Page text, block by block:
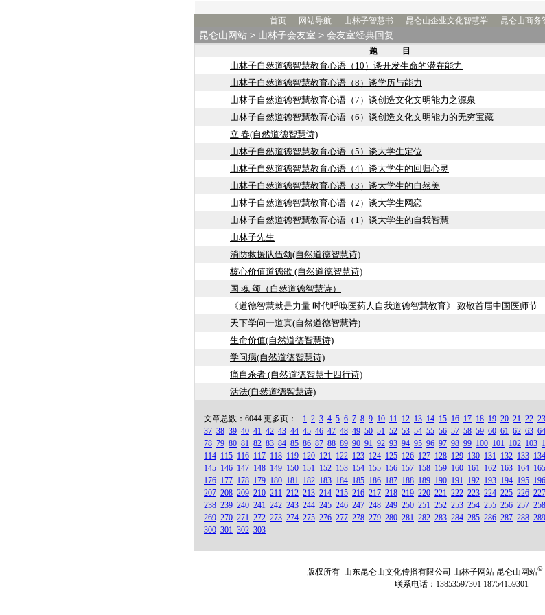
首页
网站导航 山林子智慧书 昆仑山企业文化智慧学 昆仑山商务
昆仑山网站 > 山林子会友室 > 会友室经典回复
题 目
山林子自然道德智慧教育心语（10）谈开发生命的潜在能力
山林子自然道德智慧教育心语（8）谈学历与能力
山林子自然道德智慧教育心语（7）谈创造文化文明能力之源泉
山林子自然道德智慧教育心语（6）谈创造文化文明能力的无穷宝藏
立 春(自然道德智慧诗)
山林子自然道德智慧教育心语（5）谈大学生定位
山林子自然道德智慧教育心语（4）谈大学生的回归心灵
山林子自然道德智慧教育心语（3）谈大学生的自然美
山林子自然道德智慧教育心语（2）谈大学生网恋
山林子自然道德智慧教育心语（1）谈大学生的自我智慧
山林子先生
消防救援队伍颂(自然道德智慧诗)
核心价值道德歌 (自然道德智慧诗)
国 魂 颂（自然道德智慧诗）
《道德智慧就是力量 时代呼唤医药人自我道德智慧教育》 致敬首届中国医师节
天下学问一道真(自然道德智慧诗)
生命价值(自然道德智慧诗)
学问病(自然道德智慧诗)
痛自杀者 (自然道德智慧十四行诗)
活法(自然道德智慧诗)
文章总数：6044 更多页： 1 2 3 4 5 6 7 8 9 10 11 12 13 14 15 16 17 18 19 20 21 22 23
37 38 39 40 41 42 43 44 45 46 47 48 49 50 51 52 53 54 55 56 57 58 59 60 61 62 63 64
78 79 80 81 82 83 84 85 86 87 88 89 90 91 92 93 94 95 96 97 98 99 100 101 102 103
114 115 116 117 118 119 120 121 122 123 124 125 126 127 128 129 130 131 132 133 134
145 146 147 148 149 150 151 152 153 154 155 156 157 158 159 160 161 162 163 164 165
176 177 178 179 180 181 182 183 184 185 186 187 188 189 190 191 192 193 194 195 196
207 208 209 210 211 212 213 214 215 216 217 218 219 220 221 222 223 224 225 226 227
238 239 240 241 242 243 244 245 246 247 248 249 250 251 252 253 254 255 256 257 258
269 270 271 272 273 274 275 276 277 278 279 280 281 282 283 284 285 286 287 288 289
300 301 302 303
版权所有 山东昆仑山文化传播有限公司 山林子网站 昆仑山网站©
联系电话：13853597301 18754159301